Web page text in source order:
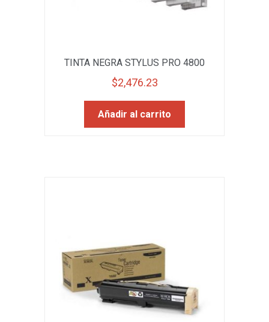
TINTA NEGRA STYLUS PRO 4800
$2,476.23
Añadir al carrito